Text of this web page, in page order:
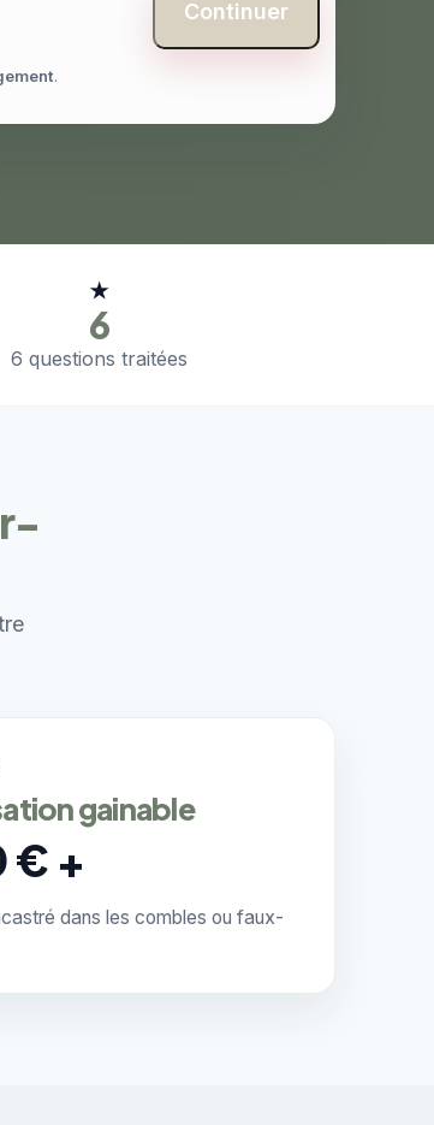
Continuer
.
★
6
6 questions traitées
gainable
€ +
dans les combles ou faux-